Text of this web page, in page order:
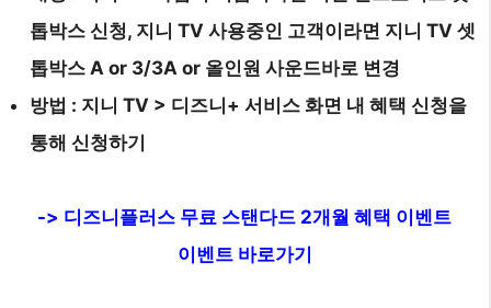
톱박스 신청, 지니 TV 사용중인 고객이라면 지니 TV 셋
톱박스 A or 3/3A or 올인원 사운드바로 변경
방법 : 지니 TV > 디즈니+ 서비스 화면 내 혜택 신청을
통해 신청하기
-> 디즈니플러스 무료 스탠다드 2개월 혜택 이벤트
이벤트 바로가기